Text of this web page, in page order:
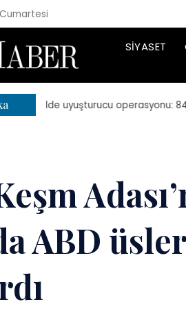
SIYASET
ilde uyuşturucu operasyonu: 844
ABD